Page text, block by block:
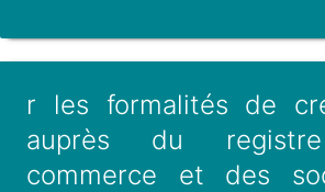
r les formalités de
auprès du
commerce et des